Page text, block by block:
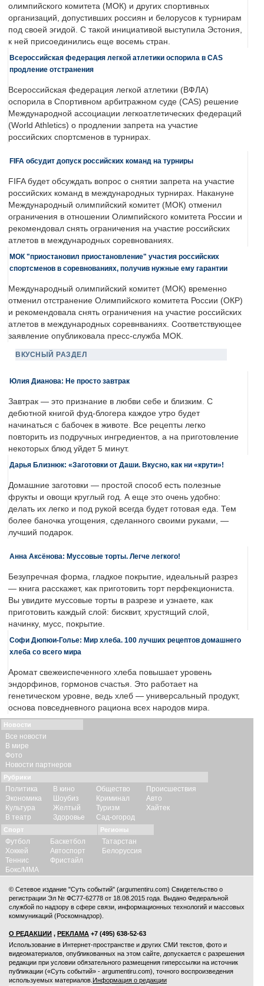
олимпийского комитета (МОК) и других спортивных
организаций, допустивших россиян и белорусов к турнирам
под своей эгидой. С такой инициативой выступила Эстония,
к ней присоединились еще восемь стран.
Всероссийская федерация легкой атлетики оспорила в CAS
продление отстранения
Всероссийская федерация легкой атлетики (ВФЛА)
оспорила в Спортивном арбитражном суде (CAS) решение
Международной ассоциации легкоатлетических федераций
(World Athletics) о продлении запрета на участие
российских спортсменов в турнирах.
FIFA обсудит допуск российских команд на турниры
FIFA будет обсуждать вопрос о снятии запрета на участие
российских команд в международных турнирах. Накануне
Международный олимпийский комитет (МОК) отменил
ограничения в отношении Олимпийского комитета России и
рекомендовал снять ограничения на участие российских
атлетов в международных соревнованиях.
МОК "приостановил приостановление" участия российских
спортсменов в соревнованиях, получив нужные ему гарантии
Международный олимпийский комитет (МОК) временно
отменил отстранение Олимпийского комитета России (ОКР)
и рекомендовала снять ограничения на участие российских
атлетов в международных соревнваниях. Соответствующее
заявление опубликовала пресс-служба МОК.
ВКУСНЫЙ РАЗДЕЛ
Юлия Дианова: Не просто завтрак
Завтрак — это признание в любви себе и близким. С
дебютной книгой фуд-блогера каждое утро будет
начинаться с бабочек в животе. Все рецепты легко
повторить из подручных ингредиентов, а на приготовление
некоторых блюд уйдет 5 минут.
Дарья Близнюк: «Заготовки от Даши. Вкусно, как ни «крути»!
Домашние заготовки — простой способ есть полезные
фрукты и овощи круглый год. А еще это очень удобно:
делать их легко и под рукой всегда будет готовая еда. Тем
более баночка угощения, сделанного своими руками, —
лучший подарок.
Анна Аксёнова: Муссовые торты. Легче легкого!
Безупречная форма, гладкое покрытие, идеальный разрез
— книга расскажет, как приготовить торт перфекциониста.
Вы увидите муссовые торты в разрезе и узнаете, как
приготовить каждый слой: бисквит, хрустящий слой,
начинку, мусс, покрытие.
Софи Дюпюи-Голье: Мир хлеба. 100 лучших рецептов домашнего
хлеба со всего мира
Аромат свежеиспеченного хлеба повышает уровень
эндорфинов, гормонов счастья. Это работает на
генетическом уровне, ведь хлеб — универсальный продукт,
основа повседневного рациона всех народов мира.
Новости
Все новости
В мире
Фото
Новости партнеров
Рубрики
Политика
Экономика
Культура
В театр
В кино
Шоубиз
Желтый
Здоровье
Общество
Криминал
Туризм
Сад-огород
Происшествия
Авто
Хайтек
Спорт
Футбол
Хоккей
Теннис
Бокс/ММА
Баскетбол
Автоспорт
Фристайл
Регионы
Татарстан
Белоруссия
© Сетевое издание "Суть событий" (argumentiru.com) Свидетельство о
регистрации Эл № ФС77-62778 от 18.08.2015 года. Выдано Федеральной
службой по надзору в сфере связи, информационных технологий и массовых
коммуникаций (Роскомнадзор).
О РЕДАКЦИИ , РЕКЛАМА +7 (495) 638-52-63
Использование в Интернет-пространстве и других СМИ текстов, фото и
видеоматериалов, опубликованных на этом сайте, допускается с разрешения
редакции при условии обязательного размещения гиперссылки на источник
публикации («Суть событий» - argumentiru.com), точного воспроизведения
используемых материалов. Информация о редакции